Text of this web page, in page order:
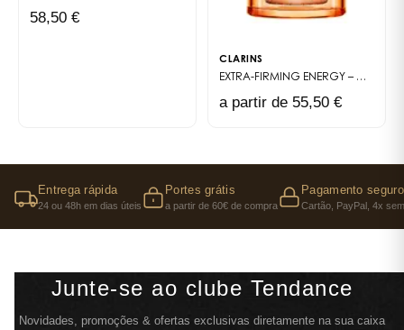
58,50 €
CLARINS
EXTRA-FIRMING ENERGY – CRÈME DE JOUR FERMETÉ & ÉCLAT (RECHARGE)
a partir de 55,50 €
Entrega rápida
24 ou 48h em dias úteis
Portes grátis
a partir de 60€ de compra
Pagamento seguro
Cartão, PayPal, 4x
Junte-se ao clube Tendance
Novidades, promoções & ofertas exclusivas diretamente na sua caixa